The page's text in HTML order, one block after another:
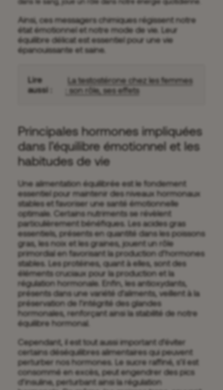
Ainsi, ces messagers chimiques régissent notre
état émotionnel et notre mode de vie. Leur
équilibre délicat est essentiel pour une vie
épanouissante et saine.
La testostérone chez les femmes
: son rôle, ses effets
Principales hormones impliquées
dans l’équilibre émotionnel et les
habitudes de vie
Une alimentation équilibrée est le fondement
essentiel pour maintenir des niveaux hormonaux
stables et favoriser une santé émotionnelle
optimale. Certains nutriments se révèlent
particulièrement bénéfiques. Les acides gras
essentiels, présents en quantité dans les poissons
gras, les noix et les graines, jouent un rôle
primordial en favorisant la production d’hormones
stables. Les protéines, quant à elles, sont des
éléments cruciaux pour la production et la
régulation hormonale. Enfin, les antioxydants,
présents dans une variété d’aliments, veillent à la
préservation de l’intégrité des glandes
hormonales, renforçant ainsi la stabilité de notre
équilibre hormonal.
Cependant, il est tout aussi important d’éviter
certains déséquilibres alimentaires qui peuvent
perturber nos hormones. Le sucre raffiné, s’il est
consommé en excès, peut engendrer des pics
d’insuline, perturbant ainsi la régulation